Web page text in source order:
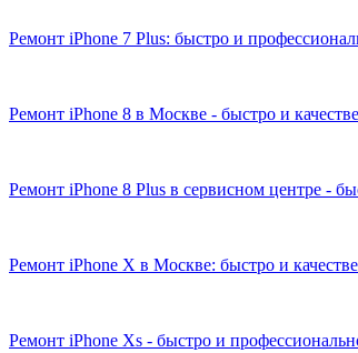
Ремонт iPhone 7 Plus: быстро и
Ремонт iPhone 8 в Москве - быстро и
Ремонт iPhone 8 Plus в сервисном центре -
Ремонт iPhone X в Москве: быстро и
Ремонт iPhone Xs - быстро и